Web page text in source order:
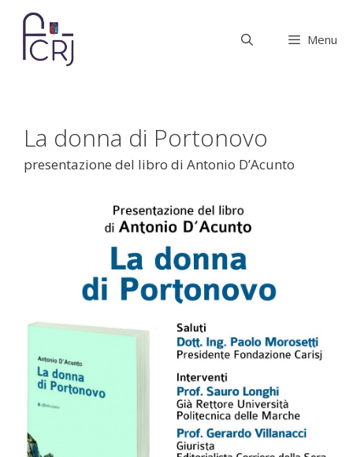
contenuto
Menu
La donna di Portonovo
presentazione del libro di Antonio D’Acunto